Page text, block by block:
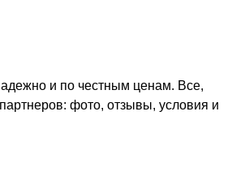
и по честным ценам. Все,
фото, отзывы, условия и